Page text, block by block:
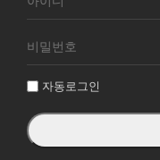
원
그
자동로그인